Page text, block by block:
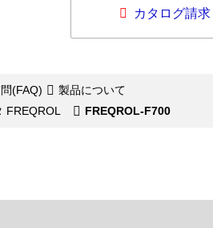
カタログ請求
(FAQ)
製品について
FREQROL FREQROL-F700